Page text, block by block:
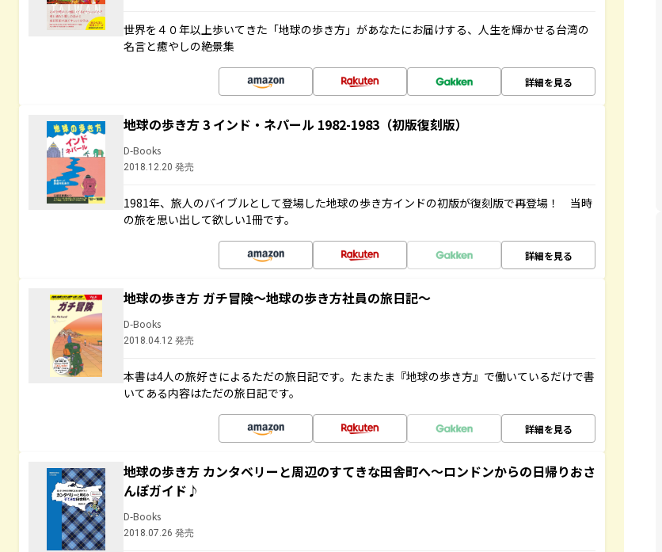
世界を４０年以上歩いてきた「地球の歩き方」があなたにお届けする、人生を輝かせる台湾の
名言と癒やしの絶景集
詳細を見る
地球の歩き方 3 インド・ネパール 1982-1983（初版復刻版）
D-Books
2018.12.20 発売
1981年、旅人のバイブルとして登場した地球の歩き方インドの初版が復刻版で再登場！ 当時
の旅を思い出して欲しい1冊です。
詳細を見る
地球の歩き方 ガチ冒険～地球の歩き方社員の旅日記～
D-Books
2018.04.12 発売
本書は4人の旅好きによるただの旅日記です。たまたま『地球の歩き方』で働いているだけで書
いてある内容はただの旅日記です。
詳細を見る
地球の歩き方 カンタベリーと周辺のすてきな田舎町へ～ロンドンからの日帰りおさ
んぽガイド♪
D-Books
2018.07.26 発売